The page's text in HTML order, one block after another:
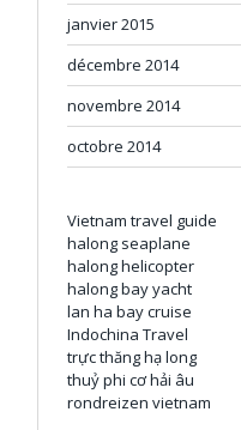
janvier 2015
décembre 2014
novembre 2014
octobre 2014
Vietnam travel guide
halong seaplane
halong helicopter
halong bay yacht
lan ha bay cruise
Indochina Travel
trực thăng hạ long
thuỷ phi cơ hải âu
rondreizen vietnam